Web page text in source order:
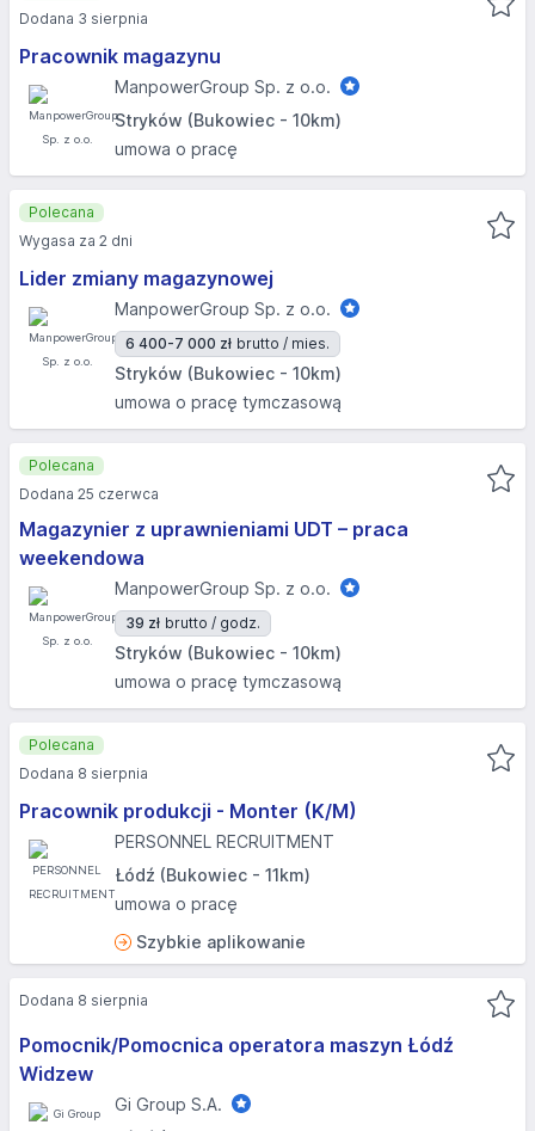
Pracownik magazynu
ManpowerGroup Sp. z o.o.
Stryków (Bukowiec - 10km)
umowa o pracę
Dodana 3 sierpnia
Lider zmiany magazynowej
ManpowerGroup Sp. z o.o.
6 400-7 000 zł brutto / mies.
Stryków (Bukowiec - 10km)
umowa o pracę tymczasową
Polecana
Wygasa za 2 dni
Magazynier z uprawnieniami UDT – praca
weekendowa
ManpowerGroup Sp. z o.o.
39 zł brutto / godz.
Stryków (Bukowiec - 10km)
umowa o pracę tymczasową
Polecana
Dodana 25 czerwca
Pracownik produkcji - Monter (K/M)
PERSONNEL RECRUITMENT
Łódź (Bukowiec - 11km)
umowa o pracę
Szybkie aplikowanie
Polecana
Dodana 8 sierpnia
Pomocnik/Pomocnica operatora maszyn Łódź
Widzew
Gi Group S.A.
Dodana 8 sierpnia